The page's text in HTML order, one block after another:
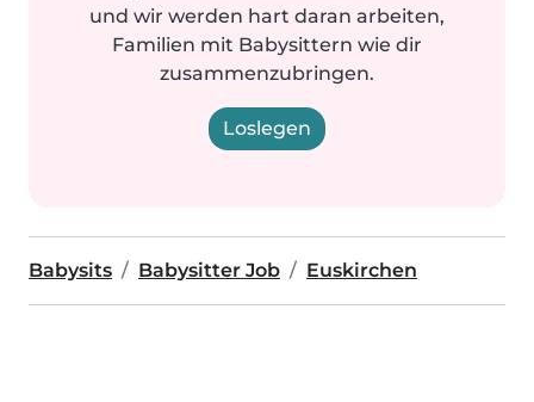
und wir werden hart daran arbeiten,
Familien mit Babysittern wie dir
zusammenzubringen.
Loslegen
Babysits Babysitter Job Euskirchen